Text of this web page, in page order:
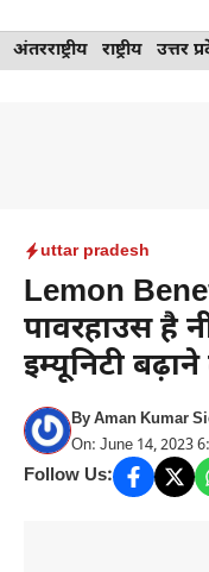
Skip
to
अंतरराष्ट्रीय राष्ट्रीय उत्तर
uttar pradesh
Lemon
पावरहाउस है
इम्यूनिटी
ByAman Kumar
On: June 14, 2023
Follow Us: